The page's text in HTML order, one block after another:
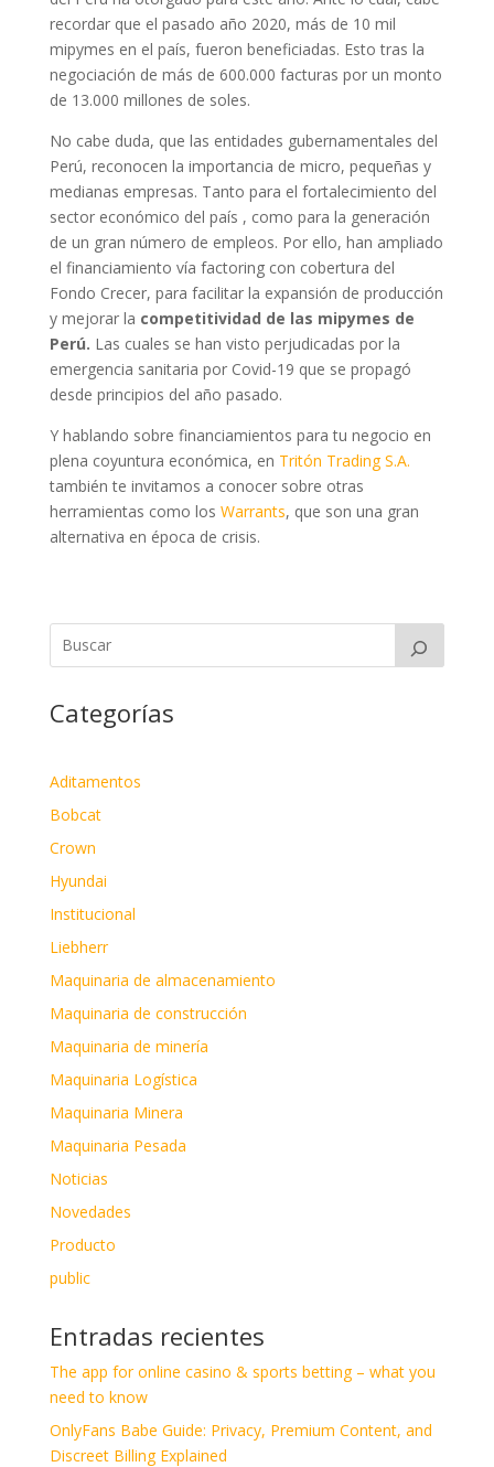
recordar que el pasado año 2020, más de 10 mil
mipymes en el país, fueron beneficiadas. Esto tras la
negociación de más de 600.000 facturas por un monto
de 13.000 millones de soles.
No cabe duda, que las entidades gubernamentales del
Perú, reconocen la importancia de micro, pequeñas y
medianas empresas. Tanto para el fortalecimiento del
sector económico del país , como para la generación
de un gran número de empleos. Por ello, han ampliado
el financiamiento vía factoring con cobertura del
Fondo Crecer, para facilitar la expansión de producción
y mejorar la competitividad de las mipymes de
Perú. Las cuales se han visto perjudicadas por la
emergencia sanitaria por Covid-19 que se propagó
desde principios del año pasado.
Y hablando sobre financiamientos para tu negocio en
plena coyuntura económica, en Tritón Trading S.A.
también te invitamos a conocer sobre otras
herramientas como los Warrants, que son una gran
alternativa en época de crisis.
Categorías
Aditamentos
Bobcat
Crown
Hyundai
Institucional
Liebherr
Maquinaria de almacenamiento
Maquinaria de construcción
Maquinaria de minería
Maquinaria Logística
Maquinaria Minera
Maquinaria Pesada
Noticias
Novedades
Producto
public
Entradas recientes
The app for online casino & sports betting – what you
need to know
OnlyFans Babe Guide: Privacy, Premium Content, and
Discreet Billing Explained